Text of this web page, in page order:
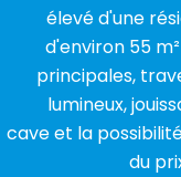
élevé d'une
d'environ 55
principales,
lumineux,
cave et la
du